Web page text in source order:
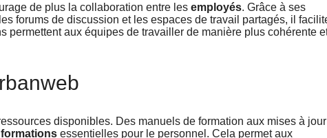
de plus la collaboration entre les employés. Grâce à ses
forums de discussion et les espaces de travail partagés, il
permettent aux équipes de travailler de manière plus cohérente
disponibles. Des manuels de formation aux mises à jour
essentielles pour le personnel. Cela permet aux